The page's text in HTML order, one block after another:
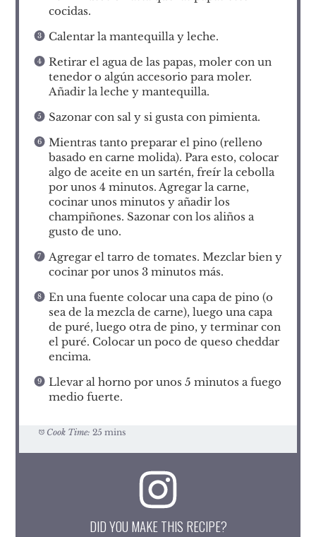
cocidas.
Calentar la mantequilla y leche.
Retirar el agua de las papas, moler con un
tenedor o algún accesorio para moler.
Añadir la leche y mantequilla.
Sazonar con sal y si gusta con pimienta.
Mientras tanto preparar el pino (relleno
basado en carne molida). Para esto, colocar
algo de aceite en un sartén, freír la cebolla
por unos 4 minutos. Agregar la carne,
cocinar unos minutos y añadir los
champiñones. Sazonar con los aliños a
gusto de uno.
Agregar el tarro de tomates. Mezclar bien y
cocinar por unos 3 minutos más.
En una fuente colocar una capa de pino (o
sea de la mezcla de carne), luego una capa
de puré, luego otra de pino, y terminar con
el puré. Colocar un poco de queso cheddar
encima.
Llevar al horno por unos 5 minutos a fuego
medio fuerte.
Cook Time: 25 mins
DID YOU MAKE THIS RECIPE?